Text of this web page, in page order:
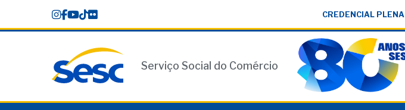
content
CREDENCIAL PLENA
Serviço Social do Comércio